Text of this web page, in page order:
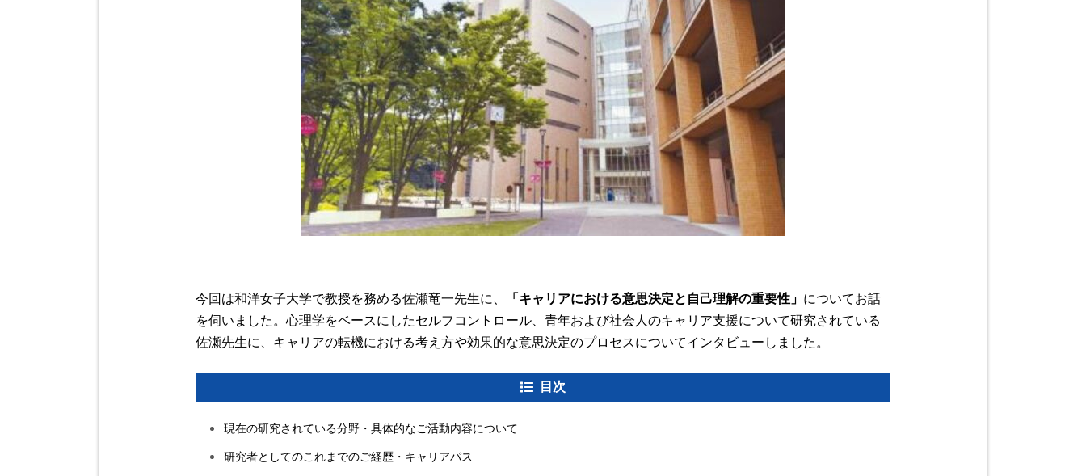
今回は和洋女子大学で教授を務める佐瀬竜一先生に、 「キャリアにおける意思決定と自己理解の重要性」 についてお話
を伺いました。心理学をベースにしたセルフコントロール、青年および社会人のキャリア支援について研究されている
佐瀬先生に、キャリアの転機における考え方や効果的な意思決定のプロセスについてインタビューしました。
目次
現在の研究されている分野・具体的なご活動内容について
研究者としてのこれまでのご経歴・キャリアパス